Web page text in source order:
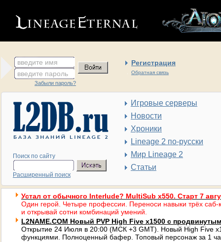
введите имя Регистрация
Обратная связь
введите пароль
Забыли пароль?
Поиск по сайту
Расширенный поиск
Игровые серверы
Новости
Хроники
Lineage 2 по-русски
Мир Lineage 2
Статьи
Устал от обычного Interlude? MultiSub x550. Старт 7
Один герой. Четыре профессии. Переноси навыки трёх саб-
и открывай сотни комбинаций умений.
L2NAME.COM Новый PVP High Five x1500 с
Открытие 24 Июля в 20:00 (МСК +3 GMT). Новый High Five
функциями. Полноценный бафер. Топовый персонаж за 1